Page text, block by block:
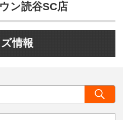
ン読谷SC店
情報